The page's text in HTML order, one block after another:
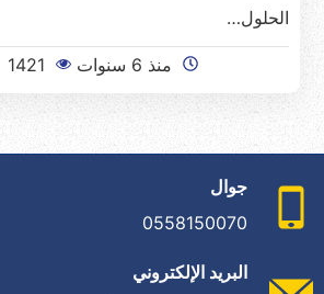
الحلول…
منذ 6 سنوات 1421
جوال
0558150070
البريد الإلكتروني